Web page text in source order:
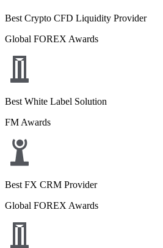
Best Crypto CFD Liquidity Provider
Global FOREX Awards
Best White Label Solution
FM Awards
Best FX CRM Provider
Global FOREX Awards